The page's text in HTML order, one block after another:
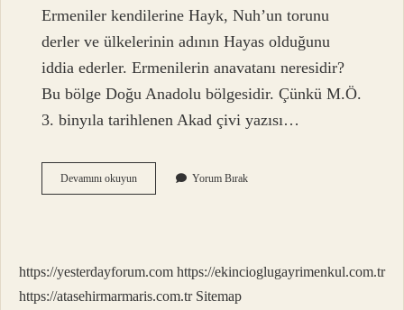
Ermeniler kendilerine Hayk, Nuh’un torunu
derler ve ülkelerinin adının Hayas olduğunu
iddia ederler. Ermenilerin anavatanı neresidir?
Bu bölge Doğu Anadolu bölgesidir. Çünkü M.Ö.
3. binyıla tarihlenen Akad çivi yazısı…
Devamını okuyunErmenilerin
Atası
Yorum Bırak
https://yesterdayforum.com https://ekincioglugayrimenkul.com.tr
https://atasehirmarmaris.com.tr Sitemap